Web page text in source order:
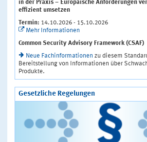
in der Praxis – Europäische Anforderungen
effizient umsetzen
Termin: 14.10.2026 - 15.10.2026
Mehr Informationen
Common Security Advisory Framework (CSAF)
Neue Fachinformationen zu diesem
Bereitstellung von Informationen über
Produkte.
Gesetzliche Regelungen